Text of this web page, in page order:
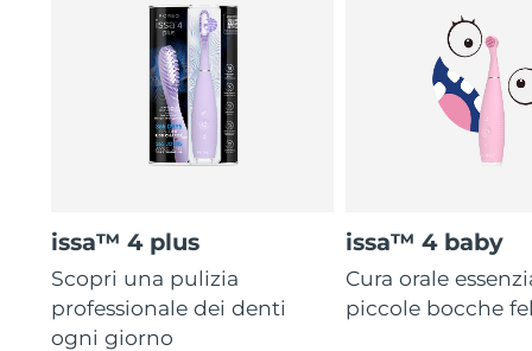
issa™ 4 plus
Scopri una pulizia
professionale dei denti
ogni giorno
issa™ 4 baby
Cura orale
piccole bocche